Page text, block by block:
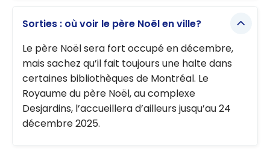
Sorties : où voir le père Noël en ville?
Le père Noël sera fort occupé en décembre,
mais sachez qu’il fait toujours une halte dans
certaines bibliothèques de Montréal. Le
Royaume du père Noël, au complexe
Desjardins, l’accueillera d’ailleurs jusqu’au 24
décembre 2025.